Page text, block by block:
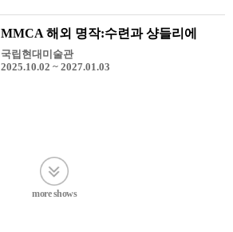
MMCA 해외 명작:수련과 샹들리에
국립현대미술관
2025.10.02 ~ 2027.01.03
more shows